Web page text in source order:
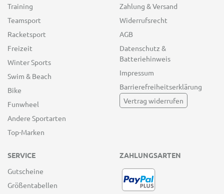
Training
Teamsport
Racketsport
Freizeit
Winter Sports
Swim & Beach
Bike
Funwheel
Andere Sportarten
Top-Marken
Zahlung & Versand
Widerrufsrecht
AGB
Datenschutz &
Batteriehinweis
Impressum
Barrierefreiheitserklärung
Vertrag widerrufen
SERVICE
Gutscheine
Größentabellen
ZAHLUNGSARTEN